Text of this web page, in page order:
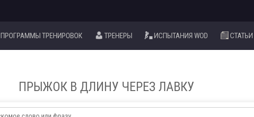
ПРОГРАММЫ ТРЕНИРОВОК ТРЕНЕРЫ ИСПЫТАНИЯ WOD СТАТЬИ
ПРЫЖОК В ДЛИНУ ЧЕРЕЗ ЛАВКУ